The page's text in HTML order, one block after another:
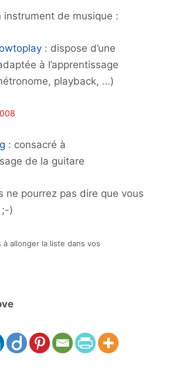
instrument de musique :
: dispose d’une
à l’apprentissage
playback, …)
: consacré à
de la guitare
ne pourrez pas dire que vous
;-)
à allonger la liste dans vos